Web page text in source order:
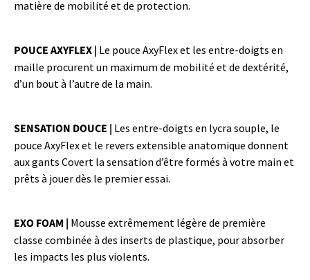
matière de mobilité et de protection.
POUCE AXYFLEX | Le pouce AxyFlex et les entre-doigts en
maille procurent un maximum de mobilité et de dextérité,
d’un bout à l’autre de la main.
SENSATION DOUCE | Les entre-doigts en lycra souple, le
pouce AxyFlex et le revers extensible anatomique donnent
aux gants Covert la sensation d’être formés à votre main et
prêts à jouer dès le premier essai.
EXO FOAM | Mousse extrêmement légère de première
classe combinée à des inserts de plastique, pour absorber
les impacts les plus violents.